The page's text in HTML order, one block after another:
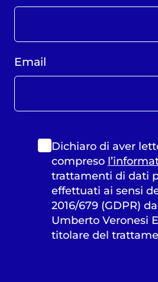
Email
Dichiaro di aver
compreso
trattamenti di dati
effettuati ai sensi
2016/679 (GDPR)
Umberto Veronesi
titolare del